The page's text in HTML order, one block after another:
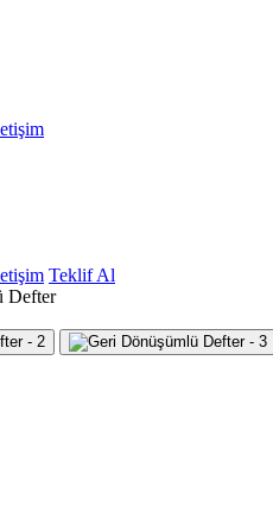
Teklif Al
Defter